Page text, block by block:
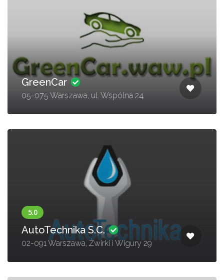
GreenCar
05-075 Warszawa, ul. Wspólna 24
AutoTechnika S.C.
02-091 Warszawa, Żwirki i Wigury 29